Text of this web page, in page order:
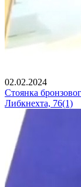
02.02.2024
Стоянка
Либкнехта, 76(1)